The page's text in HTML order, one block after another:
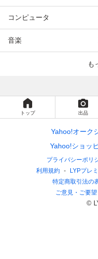
コンピュータ
音楽
も
トップ 出品
Yahoo!オーク
Yahoo!ショッ
プライバシーポリ
利用規約
LYPプレ
特定商取引法の
ご意見・ご要望
©